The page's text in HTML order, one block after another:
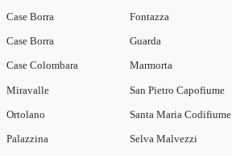
Case Borra
Case Borra
Case Colombara
Fontazza
Guarda
Marmorta
Miravalle
Ortolano
Palazzina
San Pietro Capofiume
Santa Maria Codifiume
Selva Malvezzi